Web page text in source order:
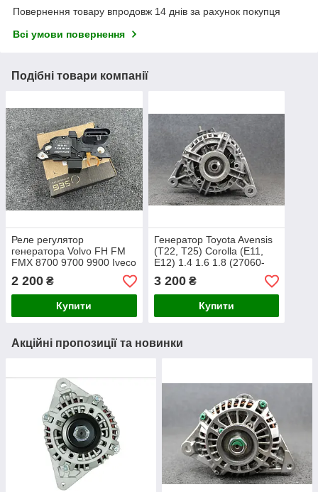
Повернення товару впродовж 14 днів за рахунок покупця
Всі умови повернення
Подібні товари компанії
Реле регулятор
генератора Volvo FH FM
FMX 8700 9700 9900 Iveco
EuroCargo F00M485246
IB297 оригинал
2 200 ₴
Купити
Генератор Toyota Avensis
(T22, T25) Corolla (E11,
E12) 1.4 1.6 1.8 (27060-
0D030) Відновлений
3 200₴
Купити
Акційні пропозиції та новинки